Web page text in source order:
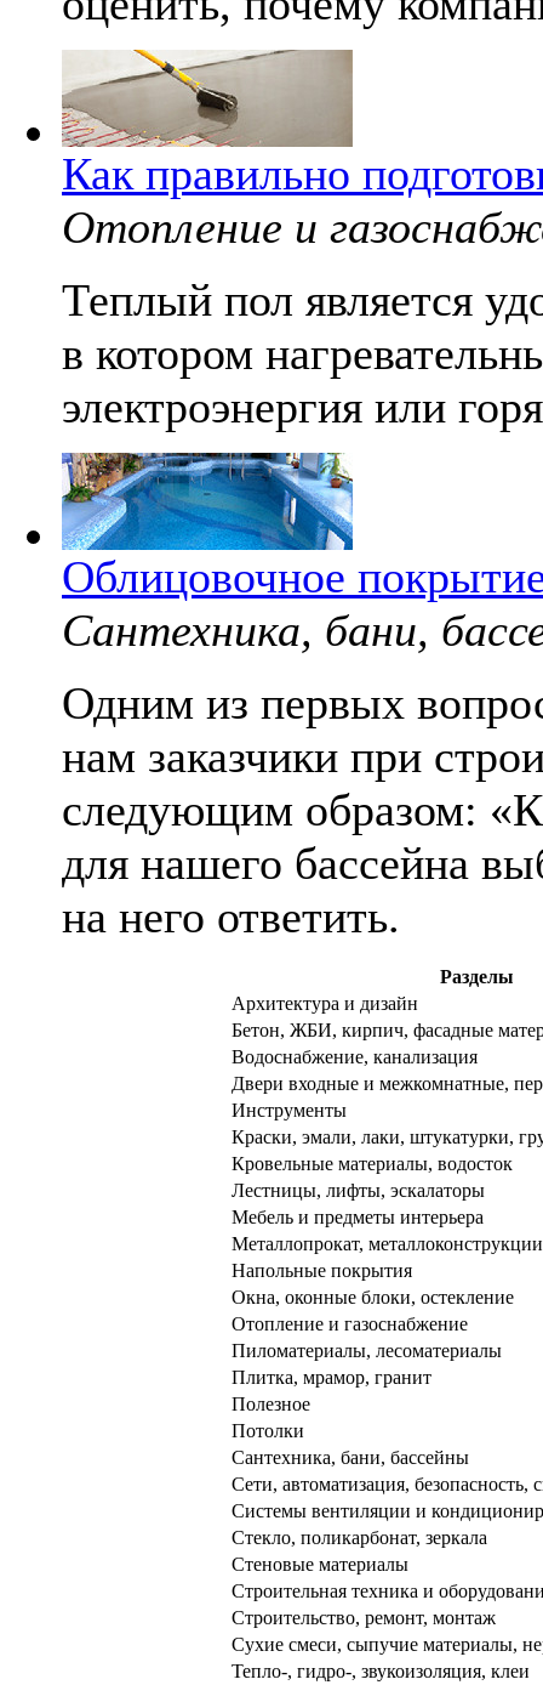
Как правильно
Отопление и
Теплый пол является
в котором
электроэнергия или
Облицовочное
Сантехника, бани,
Одним из первых
нам заказчики при
следующим образом:
для нашего бассейна
на него ответить.
Разделы
Архитектура и дизайн
Бетон, ЖБИ, кирпич, фасадные
Водоснабжение, канализация
Двери входные и межкомнатные,
Инструменты
Краски, эмали, лаки, штукатурки,
Кровельные материалы, водосток
Лестницы, лифты, эскалаторы
Мебель и предметы интерьера
Металлопрокат,
Напольные покрытия
Окна, оконные блоки, остекление
Отопление и газоснабжение
Пиломатериалы, лесоматериалы
Плитка, мрамор, гранит
Полезное
Потолки
Сантехника, бани, бассейны
Сети, автоматизация, безопасность,
Системы вентиляции и
Стекло, поликарбонат, зеркала
Стеновые материалы
Строительная техника и
Строительство, ремонт, монтаж
Сухие смеси, сыпучие материалы,
Тепло-, гидро-, звукоизоляция, клеи